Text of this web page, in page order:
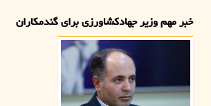
خبر مهم وزیر جهادکشاورزی برای گندمکاران